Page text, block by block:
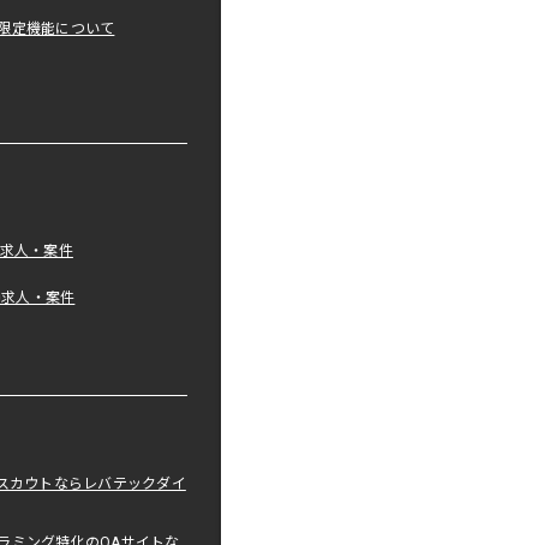
定機能について
人・案件
人・案件
カウトならレバテックダイ